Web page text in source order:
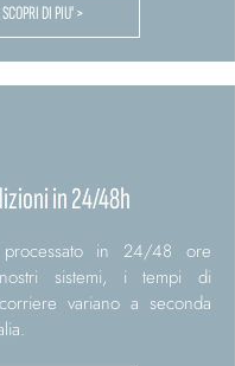
SCOPRI DI PIU' >
in 24/48h
in 24/48 ore
sistemi, i tempi di
variano a seconda